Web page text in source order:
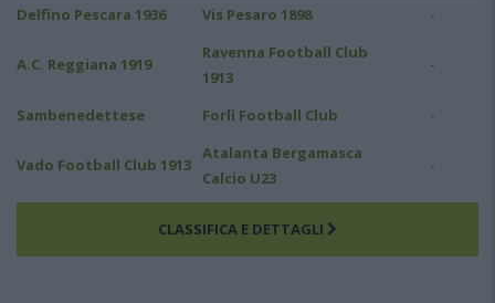
Delfino Pescara 1936 Vis Pesaro 1898 -
A.C. Reggiana 1919
Ravenna Football Club
1913
-
Sambenedettese Forlì Football Club -
Vado Football Club 1913
Atalanta Bergamasca
Calcio U23
-
CLASSIFICA E DETTAGLI